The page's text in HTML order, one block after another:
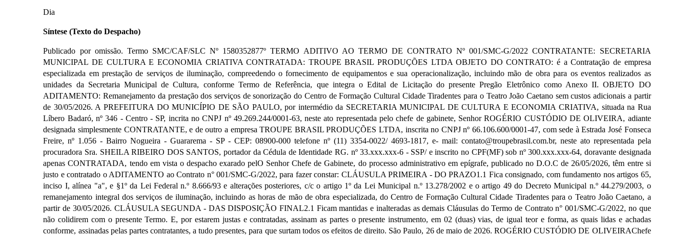
Dia
Síntese (Texto do Despacho)
Publicado por omissão. Termo SMC/CAF/SLC Nº 1580352877º TERMO ADITIVO AO TERMO DE CONTRATO Nº 001/SMC-G/2022 CONTRATANTE: SECRETARIA
MUNICIPAL DE CULTURA E ECONOMIA CRIATIVA CONTRATADA: TROUPE BRASIL PRODUÇÕES LTDA OBJETO DO CONTRATO: é a Contratação de empresa
especializada em prestação de serviços de iluminação, compreedendo o fornecimento de equipamentos e sua operacionalização, incluindo mão de obra para os eventos realizados as
unidades da Secretaria Municipal de Cultura, conforme Termo de Referência, que integra o Edital de Licitação do presente Pregão Eletrônico como Anexo II. OBJETO DO
ADITAMENTO: Remanejamento da prestação dos serviços de sonorização do Centro de Formação Cultural Cidade Tiradentes para o Teatro João Caetano sem custos adicionais a partir
de 30/05/2026. A PREFEITURA DO MUNICÍPIO DE SÃO PAULO, por intermédio da SECRETARIA MUNICIPAL DE CULTURA E ECONOMIA CRIATIVA, situada na Rua
Líbero Badaró, nº 346 - Centro - SP, incrita no CNPJ nº 49.269.244/0001-63, neste ato representada pelo chefe de gabinete, Senhor ROGÉRIO CUSTÓDIO DE OLIVEIRA, adiante
designada simplesmente CONTRATANTE, e de outro a empresa TROUPE BRASIL PRODUÇÕES LTDA, inscrita no CNPJ nº 66.106.600/0001-47, com sede à Estrada José Fonseca
Freire, nº 1.056 - Bairro Nogueira - Guararema - SP - CEP: 08900-000 telefone nº (11) 3354-0022/ 4693-1817, e- mail: contato@troupebrasil.com.br, neste ato representada pela
procuradora Sra. SHEILA RIBEIRO DOS SANTOS, portador da Cédula de Identidade RG. nº 33.xxx.xxx-6 - SSP/ e inscrito no CPF(MF) sob nº 300.xxx.xxx-64, doravante designada
apenas CONTRATADA, tendo em vista o despacho exarado pelO Senhor Chefe de Gabinete, do processo administrativo em epígrafe, publicado no D.O.C de 26/05/2026, têm entre si
justo e contratado o ADITAMENTO ao Contrato n° 001/SMC-G/2022, para fazer constar: CLÁUSULA PRIMEIRA - DO PRAZO1.1 Fica consignado, com fundamento nos artigos 65,
inciso I, alínea "a", e §1º da Lei Federal n.º 8.666/93 e alterações posteriores, c/c o artigo 1º da Lei Municipal n.º 13.278/2002 e o artigo 49 do Decreto Municipal n.º 44.279/2003, o
remanejamento integral dos serviços de iluminação, incluindo as horas de mão de obra especializada, do Centro de Formação Cultural Cidade Tiradentes para o Teatro João Caetano, a
partir de 30/05/2026. CLÁUSULA SEGUNDA - DAS DISPOSIÇÃO FINAL2.1 Ficam mantidas e inalteradas as demais Cláusulas do Termo de Contrato n° 001/SMC-G/2022, no que
não colidirem com o presente Termo. E, por estarem justas e contratadas, assinam as partes o presente instrumento, em 02 (duas) vias, de igual teor e forma, as quais lidas e achadas
conforme, assinadas pelas partes contratantes, a tudo presentes, para que surtam todos os efeitos de direito. São Paulo, 26 de maio de 2026. ROGÉRIO CUSTÓDIO DE OLIVEIRAChefe